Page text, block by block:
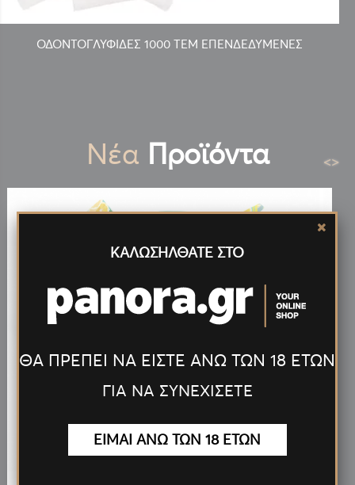
ΟΔΟΝΤΟΓΛΥΦΙΔΕΣ 1000 ΤΕΜ ΕΠΕΝΔΕΔΥΜΕΝΕΣ
Νέα Προϊόντα <>
ΚΑΛΩΣΗΛΘΑΤΕ ΣΤΟ
ΘΑ ΠΡΕΠΕΙ ΝΑ ΕΙΣΤΕ ΑΝΩ ΤΩΝ 18 ΕΤΩΝ
ΓΙΑ ΝΑ ΣΥΝΕΧΙΣΕΤΕ
ΕΙΜΑΙ ΑΝΩ ΤΩΝ 18 ΕΤΩΝ